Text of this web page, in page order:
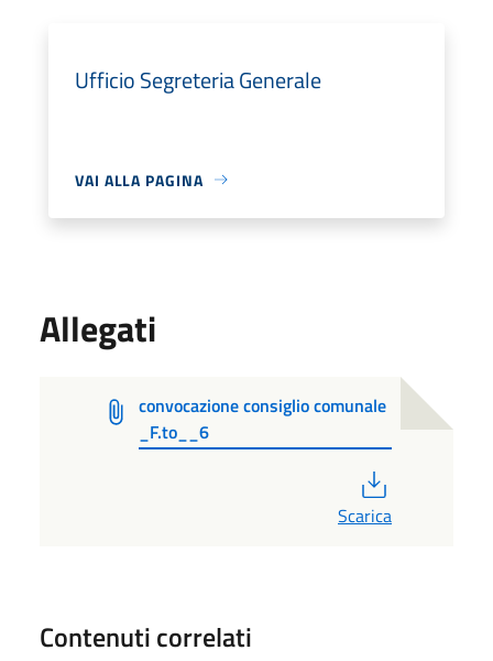
Ufficio Segreteria Generale
VAI ALLA PAGINA
Allegati
convocazione consiglio comunale
_F.to__6
Scarica
Contenuti correlati